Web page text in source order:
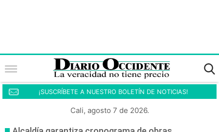
¡SUSCRÍBETE A NUESTRO BOLETÍN DE NOTICIAS!
Cali, agosto 7 de 2026.